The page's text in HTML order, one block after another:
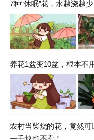
7种“休眠”花，水越浇越
养花1盆变10盆，根本不
农村当柴烧的花，竟然可